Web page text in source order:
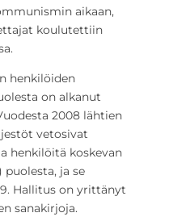
aikaan,
koulutettiin
henkilöiden
on alkanut
2008 lähtien
vetosivat
henkilöitä koskevan
puolesta, ja se
Hallitus on yrittänyt
sanakirjoja.